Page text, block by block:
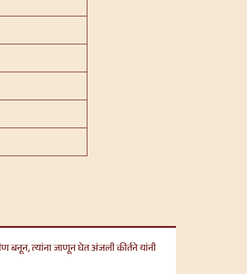
बनून, त्यांना जाणून घेत अंजली कीर्तने यांनी